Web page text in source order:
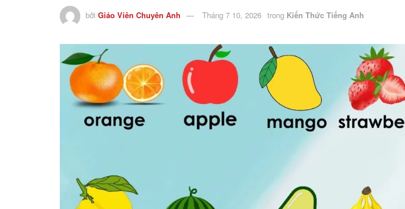
bởi Giáo Viên Chuyên Anh Tháng 7 10, 2026 trong Kiến Thức Tiếng Anh